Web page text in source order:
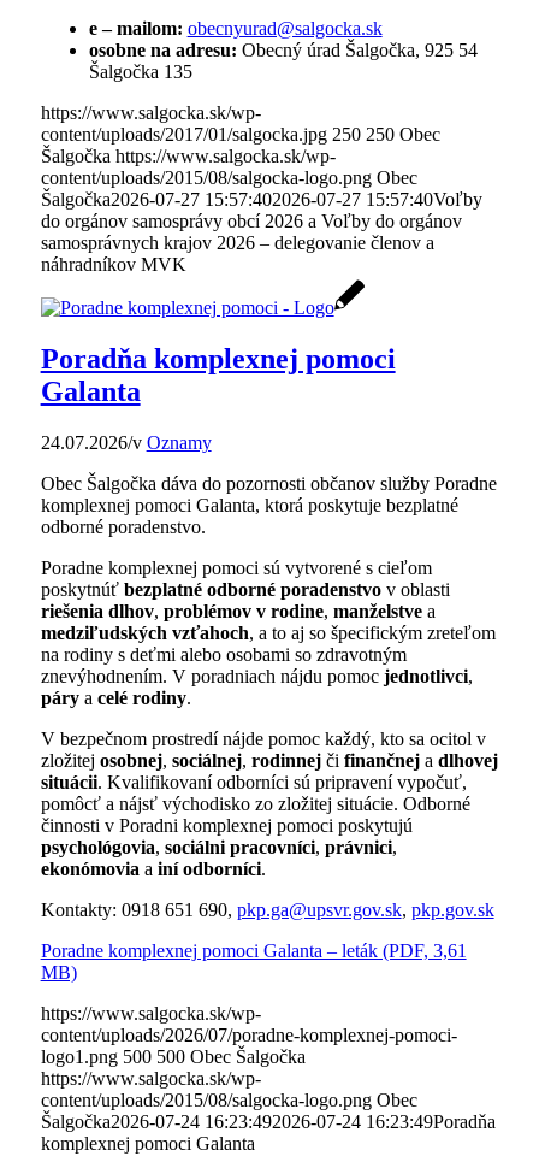
e – mailom: obecnyurad@salgocka.sk
osobne na adresu: Obecný úrad Šalgočka, 925 54
Šalgočka 135
https://www.salgocka.sk/wp-
content/uploads/2017/01/salgocka.jpg 250 250 Obec
Šalgočka https://www.salgocka.sk/wp-
content/uploads/2015/08/salgocka-logo.png Obec
Šalgočka2026-07-27 15:57:402026-07-27 15:57:40Voľby
do orgánov samosprávy obcí 2026 a Voľby do orgánov
samosprávnych krajov 2026 – delegovanie členov a
náhradníkov MVK
Poradňa komplexnej pomoci
Galanta
24.07.2026/v Oznamy
Obec Šalgočka dáva do pozornosti občanov služby Poradne
komplexnej pomoci Galanta, ktorá poskytuje bezplatné
odborné poradenstvo.
Poradne komplexnej pomoci sú vytvorené s cieľom
poskytnúť bezplatné odborné poradenstvov oblasti
riešenia dlhov, problémov v rodine, manželstvea
medziľudských vzťahoch, a to aj so špecifickým zreteľom
na rodiny s deťmi alebo osobami so zdravotným
znevýhodnením. V poradniach nájdu pomoc jednotlivci,
párya celé rodiny.
V bezpečnom prostredí nájde pomoc každý, kto sa ocitol v
zložitej osobnej, sociálnej, rodinnejči finančneja dlhovej
situácii. Kvalifikovaní odborníci sú pripravení vypočuť,
pomôcť a nájsť východisko zo zložitej situácie. Odborné
činnosti v Poradni komplexnej pomoci poskytujú
psychológovia, sociálni pracovníci, právnici,
ekonómovia a iní odborníci.
Kontakty: 0918 651 690, pkp.ga@upsvr.gov.sk, pkp.gov.sk
Poradne komplexnej pomoci Galanta – leták (PDF, 3,61
MB)
https://www.salgocka.sk/wp-
content/uploads/2026/07/poradne-komplexnej-pomoci-
logo1.png 500 500 Obec Šalgočka
https://www.salgocka.sk/wp-
content/uploads/2015/08/salgocka-logo.png Obec
Šalgočka2026-07-24 16:23:492026-07-24 16:23:49Poradňa
komplexnej pomoci Galanta